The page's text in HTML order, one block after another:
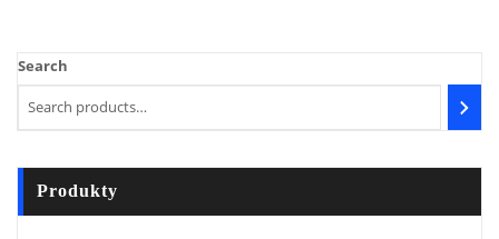
Search
Produkty